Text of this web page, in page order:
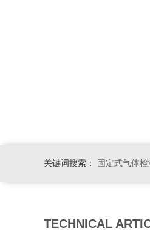
关键词搜索： 固定式气体检测仪，
TECHNICAL